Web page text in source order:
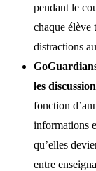
pendant le
chaque élève
distractions
les
fonction
informations
qu’elles
entre